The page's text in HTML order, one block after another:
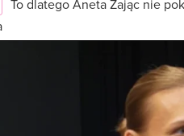
To dlatego Aneta Zając nie